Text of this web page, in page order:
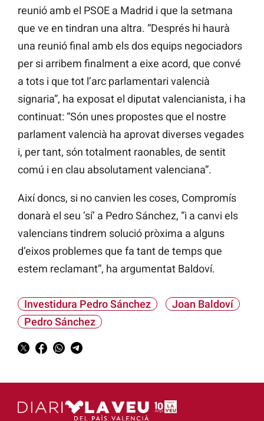
reunió amb el PSOE a Madrid i que la setmana
que ve en tindran una altra. “Després hi haurà
una reunió final amb els dos equips negociadors
per si arribem finalment a eixe acord, que convé
a tots i que tot l’arc parlamentari valencià
signaria”, ha exposat el diputat valencianista, i ha
continuat: “Són unes propostes que el nostre
parlament valencià ha aprovat diverses vegades
i, per tant, són totalment raonables, de sentit
comú i en clau absolutament valenciana”.
Així doncs, si no canvien les coses, Compromís
donarà el seu ‘sí’ a Pedro Sánchez, “i a canvi els
valencians tindrem solució pròxima a alguns
d’eixos problemes que fa tant de temps que
estem reclamant”, ha argumentat Baldoví.
Investidura Pedro Sánchez
Joan Baldoví
Pedro Sánchez